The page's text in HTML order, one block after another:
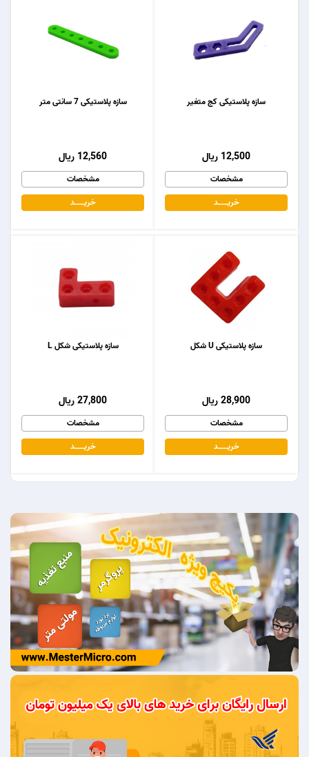
سازه پلاستیکی 7 سانتی متر
12,560 ریال
مشخصات
خریـــــــد
سازه پلاستیکی کج متغیر
12,500 ریال
مشخصات
خریـــــــد
سازه پلاستیکی شکل L
27,800 ریال
مشخصات
خریـــــــد
سازه پلاستیکی U شکل
28,900 ریال
مشخصات
خریـــــــد